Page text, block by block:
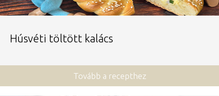
Húsvéti töltött kalács
Tovább a recepthez